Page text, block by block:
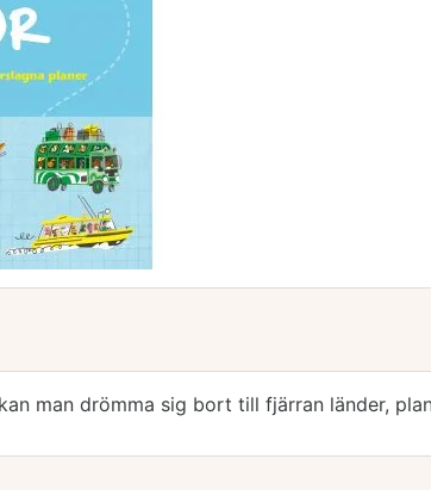
man drömma sig bort till fjärran länder,